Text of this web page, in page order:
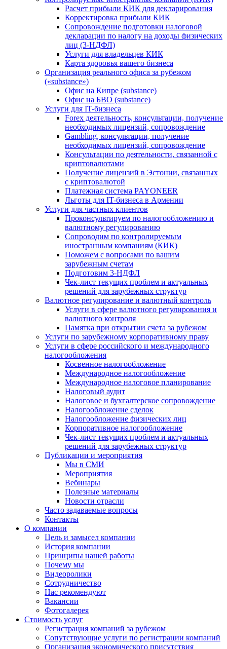
Расчет прибыли КИК для декларирования
Корректировка прибыли КИК
Сопровождение подготовки налоговой
декларации по налогу на доходы физических
лиц (3-НДФЛ)
Услуги для владельцев КИК
Карта здоровья вашего бизнеса
Организация реального офиса за рубежом
(«substance»)
Офис на Кипре (substance)
Офис на БВО (substance)
Услуги для IT-бизнеса
Forex деятельность, консультации, получение
необходимых лицензий, сопровождение
Gambling, консультации, получение
необходимых лицензий, сопровождение
Консультации по деятельности, связанной с
криптовалютами
Получение лицензий в Эстонии, связанных
с криптовалютой
Платежная система PAYONEER
Льготы для IT-бизнеса в Армении
Услуги для частных клиентов
Проконсультируем по налогообложению и
валютному регулированию
Сопроводим по контролируемым
иностранным компаниям (КИК)
Поможем с вопросами по вашим
зарубежным счетам
Подготовим 3-НДФЛ
Чек-лист текущих проблем и актуальных
решений для зарубежных структур
Валютное регулирование и валютный контроль
Услуги в сфере валютного регулирования и
валютного контроля
Памятка при открытии счета за рубежом
Услуги по зарубежному корпоративному праву
Услуги в сфере российского и международного
налогообложения
Косвенное налогообложение
Международное налогообложение
Международное налоговое планирование
Налоговый аудит
Налоговое и бухгалтерское сопровождение
Налогообложение сделок
Налогообложение физических лиц
Корпоративное налогообложение
Чек-лист текущих проблем и актуальных
решений для зарубежных структур
Публикации и мероприятия
Мы в СМИ
Мероприятия
Вебинары
Полезные материалы
Новости отрасли
Часто задаваемые вопросы
Контакты
О компании
Цель и замысел компании
История компании
Принципы нашей работы
Почему мы
Видеоролики
Сотрудничество
Нас рекомендуют
Вакансии
Фотогалерея
Стоимость услуг
Регистрация компаний за рубежом
Сопутствующие услуги по регистрации компаний
Организация экономического присутствия